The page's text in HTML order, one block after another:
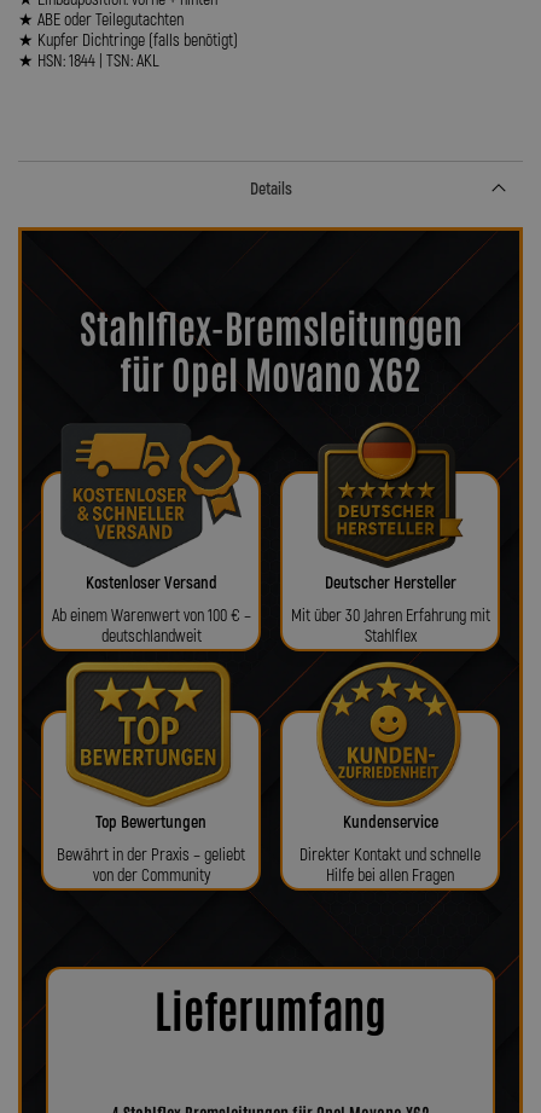
★ ABE oder Teilegutachten
★ Kupfer Dichtringe (falls benötigt)
★ HSN: 1844 | TSN: AKL
Details
Stahlflex-Bremsleitungen
für Opel Movano X62
Kostenloser Versand
Ab einem Warenwert von 100 € –
deutschlandweit
Deutscher Hersteller
Mit über 30 Jahren Erfahrung mit
Stahlflex
Top Bewertungen
Bewährt in der Praxis – geliebt
von der Community
Kundenservice
Direkter Kontakt und schnelle
Hilfe bei allen Fragen
Lieferumfang